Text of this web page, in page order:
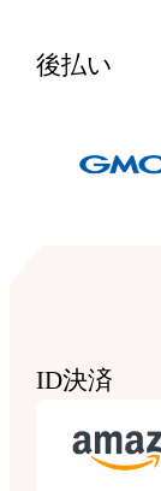
後払い
ID決済